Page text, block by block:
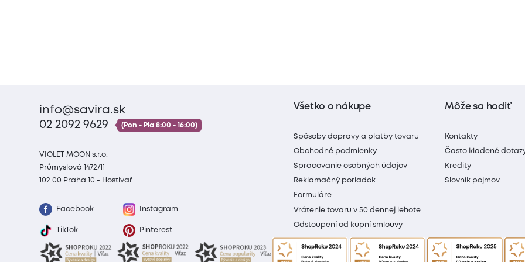
info@savira.sk
02 2092 9629
(Pon - Pia 8:00 - 16:00)
VIOLET MOON s.r.o.
Průmyslová 1472/11
102 00 Praha 10 - Hostivař
Facebook Instagram
TikTok Pinterest
Všetko o nákupe
Spôsoby dopravy a platby tovaru
Obchodné podmienky
Spracovanie osobných údajov
Reklamačný poriadok
Formuláre
Vrátenie tovaru v 50 dennej lehote
Odstoupení od kupní smlouvy
Môže sa hodiť
Kontakty
Často kladené
Kredity
Slovník pojmov